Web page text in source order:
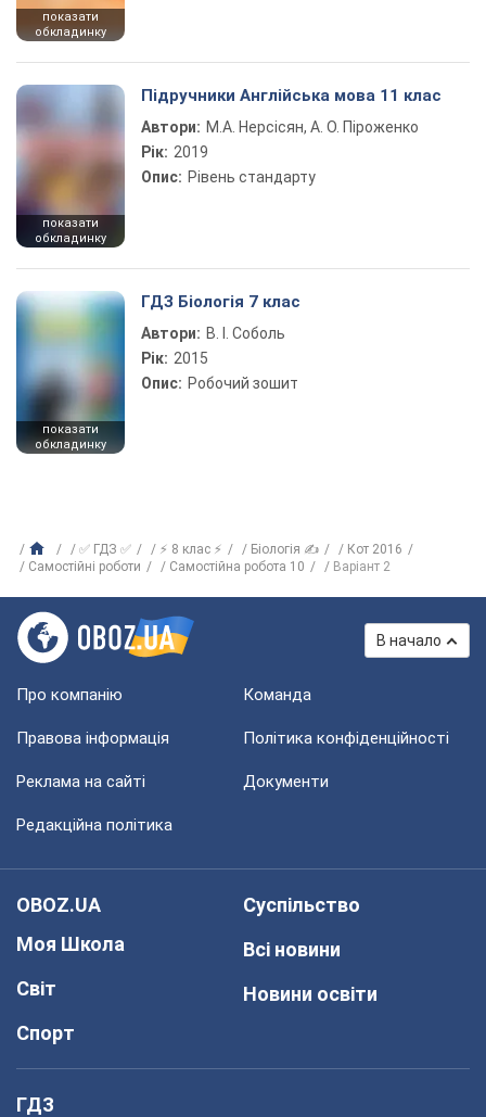
показати
обкладинку
показати
обкладинку
Підручники Англійська мова 11 клас
Автори: М.А. Нерсісян, А. О. Піроженко
Рік: 2019
Опис: Рівень стандарту
показати
обкладинку
ГДЗ Біологія 7 клас
Автори: В. І. Соболь
Рік: 2015
Опис: Робочий зошит
✅ ГДЗ ✅ ⚡ 8 клас ⚡ Біологія ✍
Кот 2016
Самостійні роботи
Самостійна робота 10 Варіант 2
В начало
Про компанію Команда
Правова інформація Політика конфіденційності
Реклама на сайті Документи
Редакційна політика
OBOZ.UA
Моя Школа
Світ
Спорт
Суспільство
Всі новини
Новини освіти
ГДЗ